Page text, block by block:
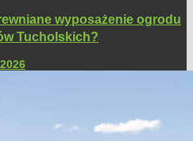
wyposażenie ogrodu
Tucholskich?